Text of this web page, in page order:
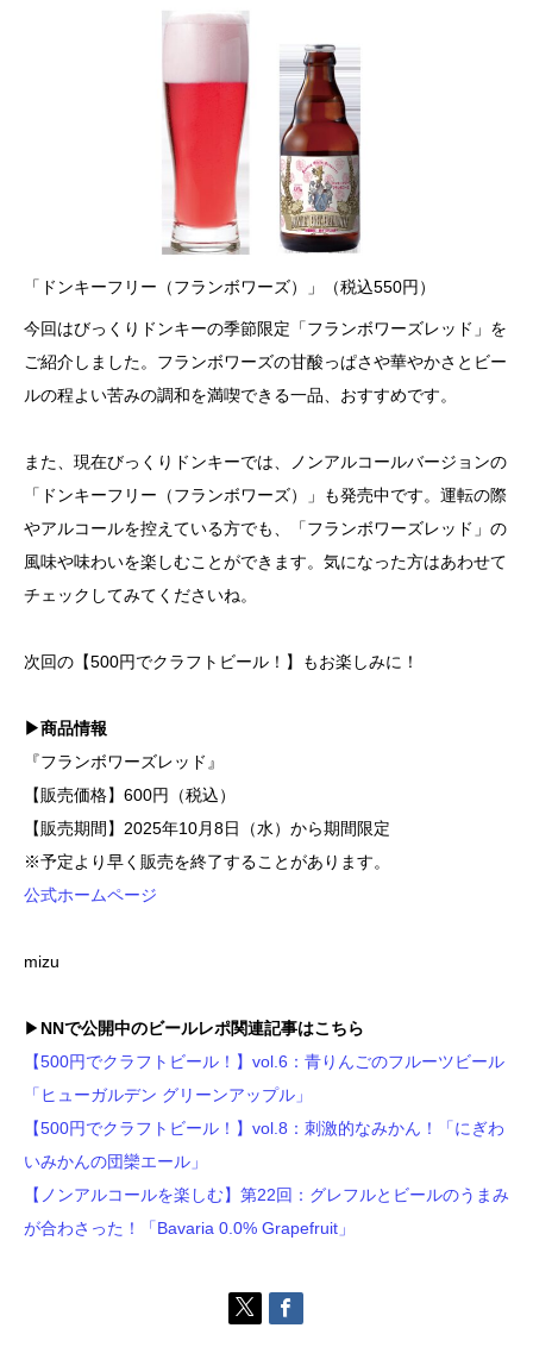
「ドンキーフリー（フランボワーズ）」（税込550円）
今回はびっくりドンキーの季節限定「フランボワーズレッド」を
ご紹介しました。フランボワーズの甘酸っぱさや華やかさとビー
ルの程よい苦みの調和を満喫できる一品、おすすめです。
また、現在びっくりドンキーでは、ノンアルコールバージョンの
「ドンキーフリー（フランボワーズ）」も発売中です。運転の際
やアルコールを控えている方でも、「フランボワーズレッド」の
風味や味わいを楽しむことができます。気になった方はあわせて
チェックしてみてくださいね。
次回の【500円でクラフトビール！】もお楽しみに！
▶商品情報
『フランボワーズレッド』
【販売価格】600円（税込）
【販売期間】2025年10月8日（水）から期間限定
※予定より早く販売を終了することがあります。
公式ホームページ
mizu
▶ NNで公開中のビールレポ関連記事はこちら
【500円でクラフトビール！】vol.6：青りんごのフルーツビール
「ヒューガルデン グリーンアップル」
【500円でクラフトビール！】vol.8：刺激的なみかん！「にぎわ
いみかんの団欒エール」
【ノンアルコールを楽しむ】第22回：グレフルとビールのうまみ
が合わさった！「Bavaria 0.0% Grapefruit」